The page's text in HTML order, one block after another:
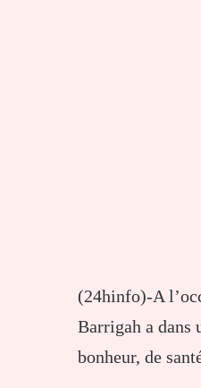
(24hinfo)-A
Barrigah a dans
bonheur, de